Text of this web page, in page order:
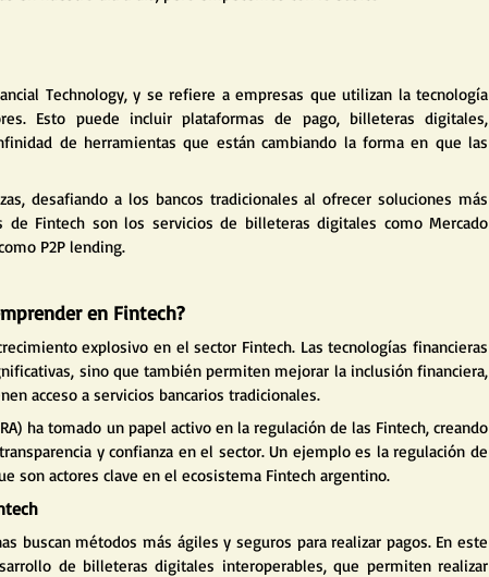
Technology, y se refiere a empresas que utilizan la tecnología
Esto puede incluir plataformas de pago, billeteras digitales,
de herramientas que están cambiando la forma en que las
desafiando a los bancos tradicionales al ofrecer soluciones más
de Fintech son los servicios de billeteras digitales como Mercado
P2P lending.
en Fintech?
explosivo en el sector Fintech. Las tecnologías financieras
sino que también permiten mejorar la inclusión financiera,
acceso a servicios bancarios tradicionales.
ha tomado un papel activo en la regulación de las Fintech, creando
y confianza en el sector. Un ejemplo es la regulación de
son actores clave en el ecosistema Fintech argentino.
buscan métodos más ágiles y seguros para realizar pagos. En este
de billeteras digitales interoperables, que permiten realizar